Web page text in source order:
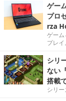
ゲー
プロ
rza
ゲー
プレ
シリ
ない
搭載
シリ